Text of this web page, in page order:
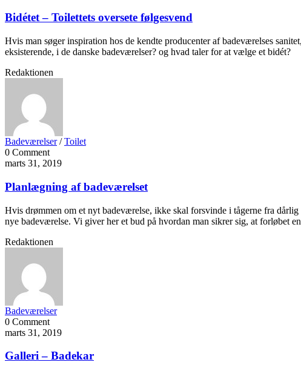
Bidétet – Toilettets oversete følgesvend
Hvis man søger inspiration hos de kendte producenter af badeværelses
eksisterende, i de danske badeværelser? og hvad taler for at vælge et bidét?
Redaktionen
Badeværelser/Toilet
0 Comment
marts 31, 2019
Planlægning af badeværelset
Hvis drømmen om et nyt badeværelse, ikke skal forsvinde i tågerne fra
nye badeværelse. Vi giver her et bud på hvordan man sikrer sig, at forløbet
Redaktionen
Badeværelser
0 Comment
marts 31, 2019
Galleri – Badekar